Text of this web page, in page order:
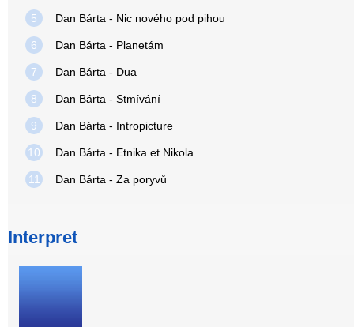
5 Dan Bárta - Nic nového pod pihou
6 Dan Bárta - Planetám
7 Dan Bárta - Dua
8 Dan Bárta - Stmívání
9 Dan Bárta - Intropicture
10 Dan Bárta - Etnika et Nikola
11 Dan Bárta - Za poryvů
Interpret